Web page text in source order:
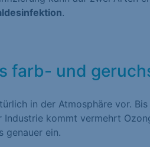
.
farb- und
in der Atmosphäre vor.
Industrie kommt vermehrt
genauer ein.
Statistik Cookies
Website nutzen.
Besucher unsere
Marketing (1)
Marketing-Cookies